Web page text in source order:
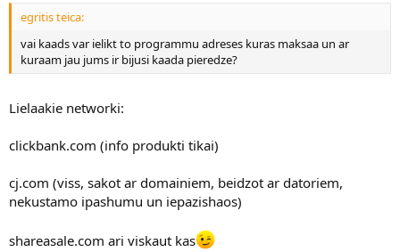
egritis teica:
vai kaads var ielikt to programmu adreses kuras maksaa un ar
kuraam jau jums ir bijusi kaada pieredze?
Lielaakie networki:
clickbank.com (info produkti tikai)
cj.com (viss, sakot ar domainiem, beidzot ar datoriem,
nekustamo ipashumu un iepazishaos)
shareasale.com ari viskaut kas